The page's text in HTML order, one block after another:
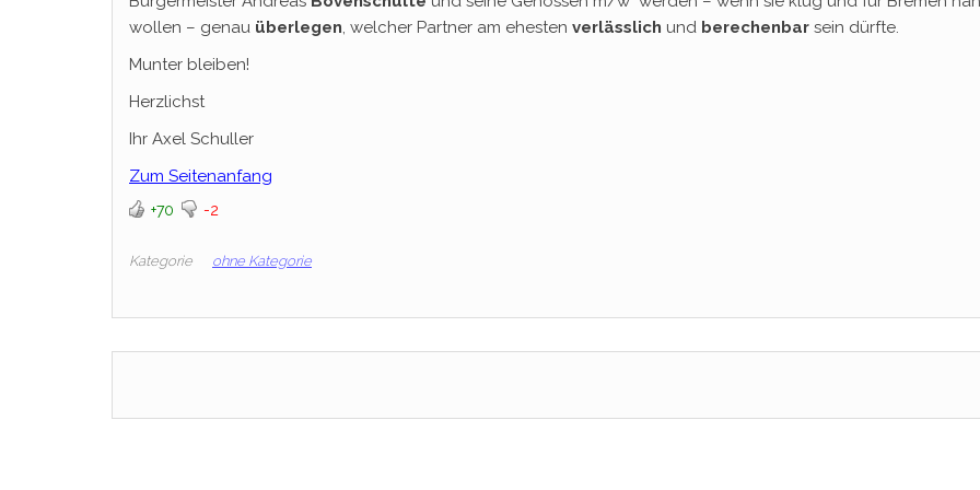
wollen – genau überlegen, welcher Partner am ehesten verlässlich und berechenbar sein dürfte.
Munter bleiben!
Herzlichst
Ihr Axel Schuller
Zum Seitenanfang
+70 -2
Kategorie ohne Kategorie